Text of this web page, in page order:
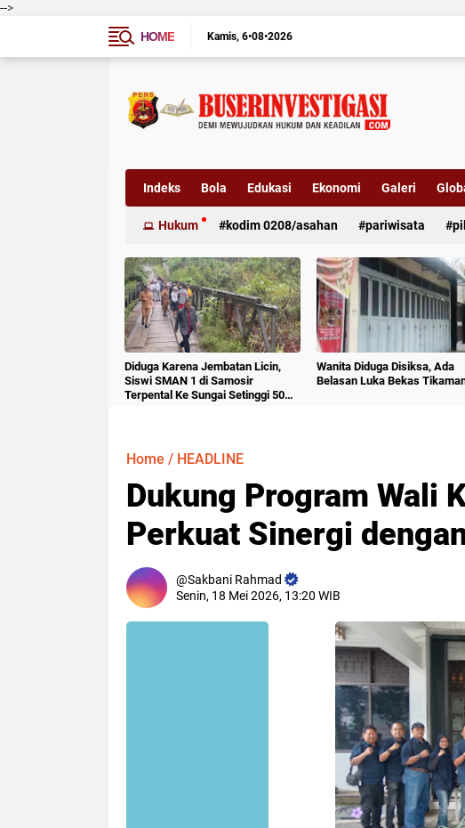
-->
HOME
Kamis 6•08•2026
Indeks Bola Edukasi Ekonomi Galeri
Hukum kodim 0208/asahan pariwisata
Diduga Karena Jembatan Licin,
Siswi SMAN 1 di Samosir
Terpental Ke Sungai Setinggi 50
Wanita Diduga Disiksa, Ada
Belasan Luka Bekas
Home / HEADLINE
Dukung Program Wali
Perkuat Sinergi
Sakbani Rahmad
Senin, 18 Mei 2026, 13:20 WIB